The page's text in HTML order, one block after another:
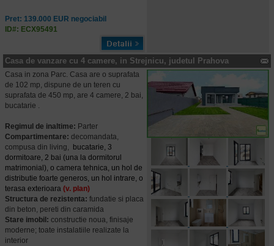
Pret: 139.000 EUR negociabil
ID#: ECX95491
Casa de vanzare cu 4 camere, in Strejnicu, judetul Prahova
Casa in zona Parc. Casa are o suprafata
de 102 mp, dispune de un teren cu
suprafata de 450 mp, are 4 camere, 2 bai,
bucatarie .
Regimul de inaltime: Parter
Compartimentare: decomandata,
compusa din living,
bucatarie, 3
dormitoare, 2 bai (una la dormitorul
matrimonial), o camera tehnica, un hol de
distributie foarte generos, un hol intrare, o
terasa exterioara (v. plan)
Structura de rezistenta: fundatie si placa
din beton, pereti din caramida
Stare imobil: constructie noua, finisaje
moderne; toate instalatiile realizate la
interior